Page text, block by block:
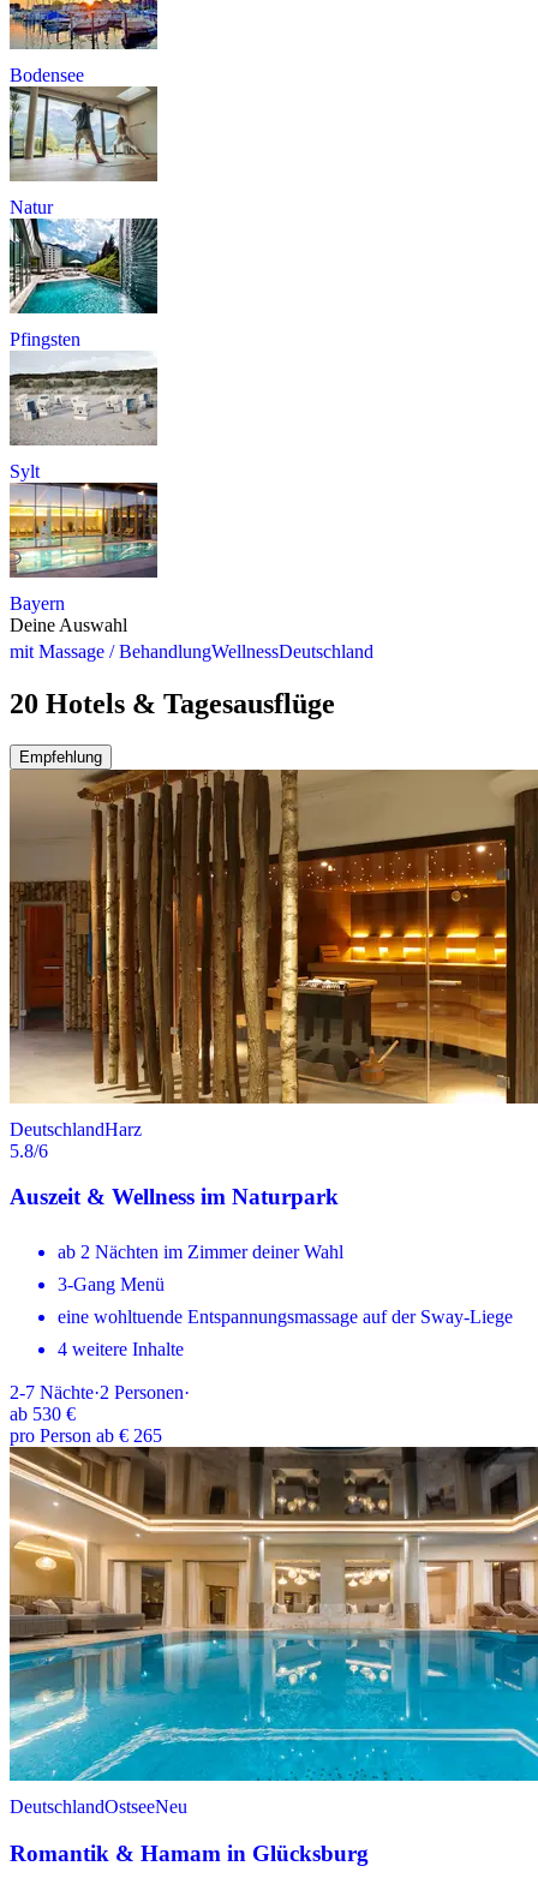
Bodensee
Natur
Pfingsten
Sylt
Bayern
Deine Auswahl
mit Massage / BehandlungWellnessDeutschland
20 Hotels & Tagesausflüge
Empfehlung
DeutschlandHarz
5.8/6
Auszeit & Wellness im Naturpark
ab 2 Nächten im Zimmer deiner Wahl
3-Gang Menü
eine wohltuende Entspannungsmassage auf der Sway-Liege
4 weitere Inhalte
2-7 Nächte·2 Personen·
ab 530 €
pro Person ab € 265
DeutschlandOstseeNeu
Romantik & Hamam in Glücksburg